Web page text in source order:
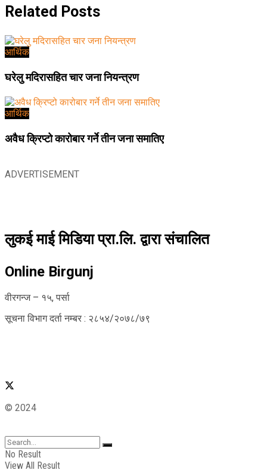
Related Posts
आर्थिक
घरेलु मदिरासहित चार जना नियन्त्रण
आर्थिक
अवैध क्रिप्टो कारोबार गर्ने तीन जना समातिए
ADVERTISEMENT
लुकई माई मिडिया प्रा.लि. द्वारा संचालित
Online Birgunj
वीरगन्ज – १५, पर्सा
सूचना विभाग दर्ता नम्बर : २८५४/२०७८/७९
© 2024
No Result
View All Result